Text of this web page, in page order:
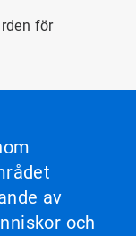
för
av
och